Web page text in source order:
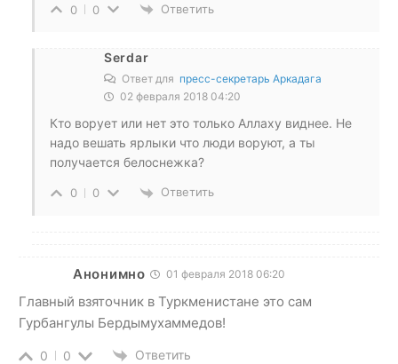
0 0 Ответить
Serdar
Ответ для пресс-секретарь Аркадага
02 февраля 2018 04:20
Кто ворует или нет это только Аллаху виднее. Не
надо вешать ярлыки что люди воруют, а ты
получается белоснежка?
0 0 Ответить
Анонимно 01 февраля 2018 06:20
Главный взяточник в Туркменистане это сам
Гурбангулы Бердымухаммедов!
0 0 Ответить